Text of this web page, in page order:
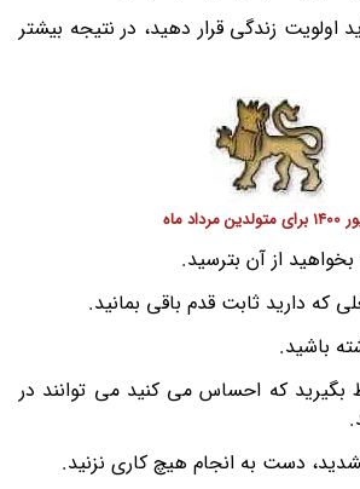
اولویت زندگی قرار دهید، در نتیجه بیشتر
از آن بترسید.
که دارید ثابت قدم باقی بمانید.
باشید.
بگیرید که احساس می کنید می توانند در
دست به انجام هیچ کاری نزنید.